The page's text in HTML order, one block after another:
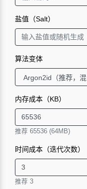
盐值（Salt）
算法变体
内存成本（KB）
推荐 65536 (64MB)
时间成本（迭代次数）
推荐 3